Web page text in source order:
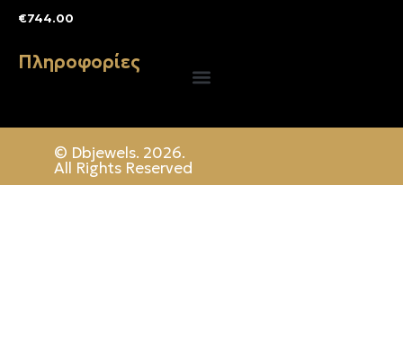
€744.00
Πληροφορίες
© Dbjewels. 2026.
All Rights Reserved